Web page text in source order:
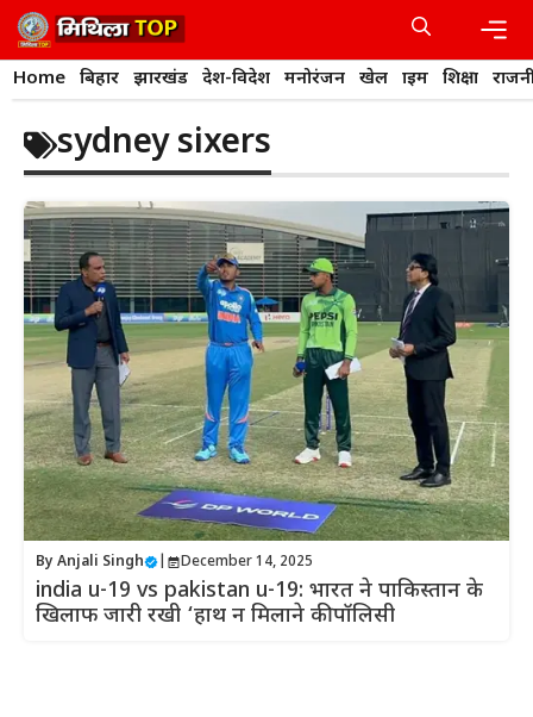
Skip
to
content
Home बिहार झारखंड देश-विदेश मनोरंजन खेल क्राइम शिक्षा
sydney sixers
By Anjali Singh December 14, 2025
india u-19 vs pakistan u-19: भारत ने पाकिस्तान के
खिलाफ जारी रखी ‘हाथ न मिलाने की पॉलिसी